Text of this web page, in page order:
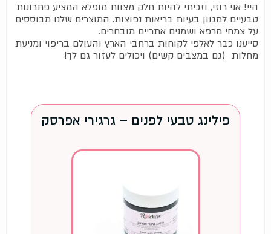
היי! אני רוזי, וזכיתי להיות חלק מצוות מופלא המציע פתרונות
טבעיים למגוון בעיות בריאות נפוצות. המוצרים שלנו מבוססים
על צמחי מרפא ושמנים אתריים מובחרים.
סייענו כבר לאלפי לקוחות ברחבי הארץ והעולם בריפוי ומניעת
מחלות (גם במצבים קשים) ויכולים לעזור גם לך!
פילינג טבעי לפנים – גרגירי אפרסק